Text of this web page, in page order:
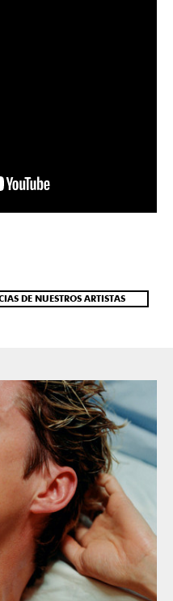
DE NUESTROS ARTISTAS